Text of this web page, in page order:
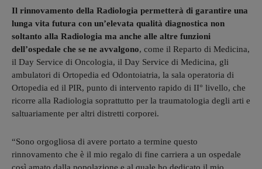
Il rinnovamento della Radiologia permetterà di garantire una
lunga vita futura con un’elevata qualità diagnostica non
soltanto alla Radiologia ma anche alle altre funzioni
dell’ospedale che se ne avvalgono, come il Reparto di Medicina,
il Day Service di Oncologia, il Day Service di Medicina, gli
ambulatori di Ortopedia ed Odontoiatria, la sala operatoria di
Ortopedia ed il PIR, punto di intervento rapido di II° livello, che
ricorre alla Radiologia soprattutto per la traumatologia degli arti e
saltuariamente per altri distretti corporei.
“Sono orgogliosa di avere portato a termine questo
rinnovamento che è il mio regalo di fine carriera a un ospedale